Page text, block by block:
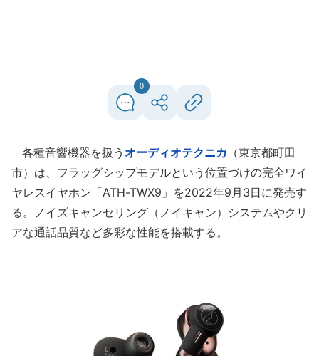
0
各種音響機器を扱う オーディオテクニカ （東京都町田
市）は、フラッグシップモデルという位置づけの完全ワイ
ヤレスイヤホン「ATH-TWX9」を2022年9月3日に発売す
る。ノイズキャンセリング（ノイキャン）システムやクリ
アな通話品質など多彩な性能を搭載する。